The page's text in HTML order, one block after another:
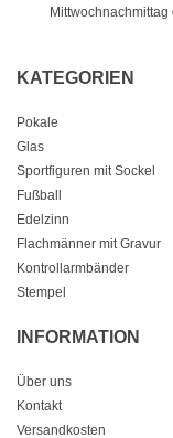
Mittwochnachmittag
KATEGORIEN
Pokale
Glas
Sportfiguren mit Sockel
Fußball
Edelzinn
Flachmänner mit Gravur
Kontrollarmbänder
Stempel
INFORMATION
Über uns
Kontakt
Versandkosten